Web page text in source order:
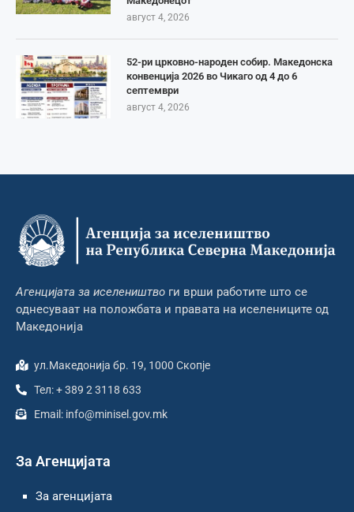
август 4, 2026
52-ри црковно-народен собир. Македонска
конвенција 2026 во Чикаго од 4 до 6
септември
август 4, 2026
Агенцијата за иселеништво ги врши работите што се
однесуваат на положбата и правата на иселениците од
Македонија
ул.Македонија бр. 19, 1000 Скопје
Тел: + 389 2 3118 633
Email: info@minisel.gov.mk
За Агенцијата
За агенцијата